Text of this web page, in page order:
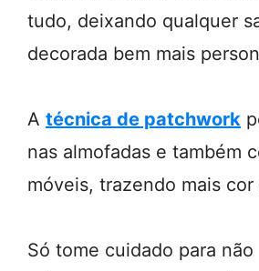
tudo, deixando qualquer
decorada bem mais
A técnica de patchwork
nas almofadas e também
móveis, trazendo mais
Só tome cuidado para não